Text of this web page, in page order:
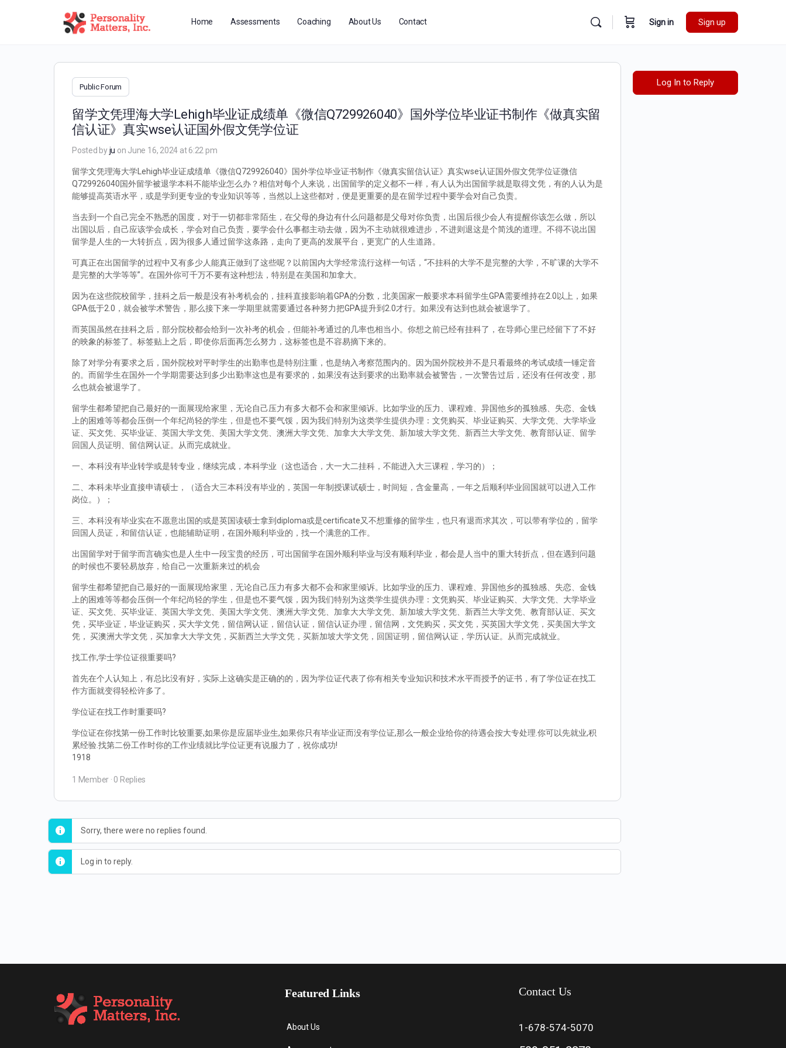
Home Assessments Coaching About Us Contact Sign in Sign up
Public Forum
留学文凭理海大学Lehigh毕业证成绩单《微信Q729926040》国外学位毕业证书制作《做真实留
信认证》真实wse认证国外假文凭学位证
Posted byju on June 16, 2024 at 6:22 pm
留学文凭理海大学Lehigh毕业证成绩单《微信Q729926040》国外学位毕业证书制作《做真实留信认证》真实wse认证国外假文凭学位证微信
Q729926040国外留学被退学本科不能毕业怎么办？相信对每个人来说，出国留学的定义都不一样，有人认为出国留学就是取得文凭，有的人认为是
能够提高英语水平，或是学到更专业的专业知识等等，当然以上这些都对，便是更重要的是在留学过程中要学会对自己负责。
当去到一个自己完全不熟悉的国度，对于一切都非常陌生，在父母的身边有什么问题都是父母对你负责，出国后很少会人有提醒你该怎么做，所以
出国以后，自己应该学会成长，学会对自己负责，要学会什么事都主动去做，因为不主动就很难进步，不进则退这是个简浅的道理。不得不说出国
留学是人生的一大转折点，因为很多人通过留学这条路，走向了更高的发展平台，更宽广的人生道路。
可真正在出国留学的过程中又有多少人能真正做到了这些呢？以前国内大学经常流行这样一句话，“不挂科的大学不是完整的大学，不旷课的大学不
是完整的大学等等”。在国外你可千万不要有这种想法，特别是在美国和加拿大。
因为在这些院校留学，挂科之后一般是没有补考机会的，挂科直接影响着GPA的分数，北美国家一般要求本科留学生GPA需要维持在2.0以上，如果
GPA低于2.0，就会被学术警告，那么接下来一学期里就需要通过各种努力把GPA提升到2.0才行。如果没有达到也就会被退学了。
而英国虽然在挂科之后，部分院校都会给到一次补考的机会，但能补考通过的几率也相当小。你想之前已经有挂科了，在导师心里已经留下了不好
的映象的标签了。标签贴上之后，即使你后面再怎么努力，这标签也是不容易摘下来的。
除了对学分有要求之后，国外院校对平时学生的出勤率也是特别注重，也是纳入考察范围内的。因为国外院校并不是只看最终的考试成绩一锤定音
的。而留学生在国外一个学期需要达到多少出勤率这也是有要求的，如果没有达到要求的出勤率就会被警告，一次警告过后，还没有任何改变，那
么也就会被退学了。
留学生都希望把自己最好的一面展现给家里，无论自己压力有多大都不会和家里倾诉。比如学业的压力、课程难、异国他乡的孤独感、失恋、金钱
上的困难等等都会压倒一个年纪尚轻的学生，但是也不要气馁，因为我们特别为这类学生提供办理：文凭购买、毕业证购买、大学文凭、大学毕业
证、买文凭、买毕业证、英国大学文凭、美国大学文凭、澳洲大学文凭、加拿大大学文凭、新加坡大学文凭、新西兰大学文凭、教育部认证、留学
回国人员证明、留信网认证。从而完成就业。
一、本科没有毕业转学或是转专业，继续完成，本科学业（这也适合，大一大二挂科，不能进入大三课程，学习的）；
二、本科未毕业直接申请硕士，（适合大三本科没有毕业的，英国一年制授课试硕士，时间短，含金量高，一年之后顺利毕业回国就可以进入工作
岗位。）；
三、本科没有毕业实在不愿意出国的或是英国读硕士拿到diploma或是certificate又不想重修的留学生，也只有退而求其次，可以带有学位的，留学
回国人员证，和留信认证，也能辅助证明，在国外顺利毕业的，找一个满意的工作。
出国留学对于留学而言确实也是人生中一段宝贵的经历，可出国留学在国外顺利毕业与没有顺利毕业，都会是人当中的重大转折点，但在遇到问题
的时候也不要轻易放弃，给自己一次重新来过的机会
留学生都希望把自己最好的一面展现给家里，无论自己压力有多大都不会和家里倾诉。比如学业的压力、课程难、异国他乡的孤独感、失恋、金钱
上的困难等等都会压倒一个年纪尚轻的学生，但是也不要气馁，因为我们特别为这类学生提供办理：文凭购买、毕业证购买、大学文凭、大学毕业
证、买文凭、买毕业证、英国大学文凭、美国大学文凭、澳洲大学文凭、加拿大大学文凭、新加坡大学文凭、新西兰大学文凭、教育部认证、买文
凭，买毕业证，毕业证购买，买大学文凭，留信网认证，留信认证，留信认证办理，留信网，文凭购买，买文凭，买英国大学文凭，买美国大学文
凭， 买澳洲大学文凭，买加拿大大学文凭，买新西兰大学文凭，买新加坡大学文凭，回国证明，留信网认证，学历认证。从而完成就业。
找工作,学士学位证很重要吗?
首先在个人认知上，有总比没有好，实际上这确实是正确的的，因为学位证代表了你有相关专业知识和技术水平而授予的证书，有了学位证在找工
作方面就变得轻松许多了。
学位证在找工作时重要吗?
学位证在你找第一份工作时比较重要,如果你是应届毕业生,如果你只有毕业证而没有学位证,那么一般企业给你的待遇会按大专处理.你可以先就业,积
累经验.找第二份工作时你的工作业绩就比学位证更有说服力了，祝你成功!
1918
1 Member · 0 Replies
Sorry, there were no replies found.
Log in to reply.
Log In to Reply
Featured Links
About Us
Contact Us
1-678-574-5070